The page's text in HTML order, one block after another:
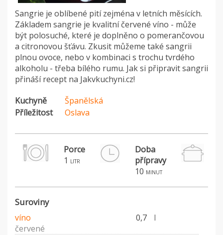
Sangrie je oblíbené pití zejména v letních měsících.
Základem sangrie je kvalitní červené víno - může
být polosuché, které je doplněno o pomerančovou
a citronovou šťávu. Zkusit můžeme také sangrii
plnou ovoce, nebo v kombinaci s trochu tvrdého
alkoholu - třeba bílého rumu. Jak si připravit sangrii
přináší recept na Jakvkuchyni.cz!
Kuchyně
Španělská
Příležitost
Oslava
Porce
1 litr
Doba
přípravy
10 minut
Suroviny
víno 0,7
l
červené